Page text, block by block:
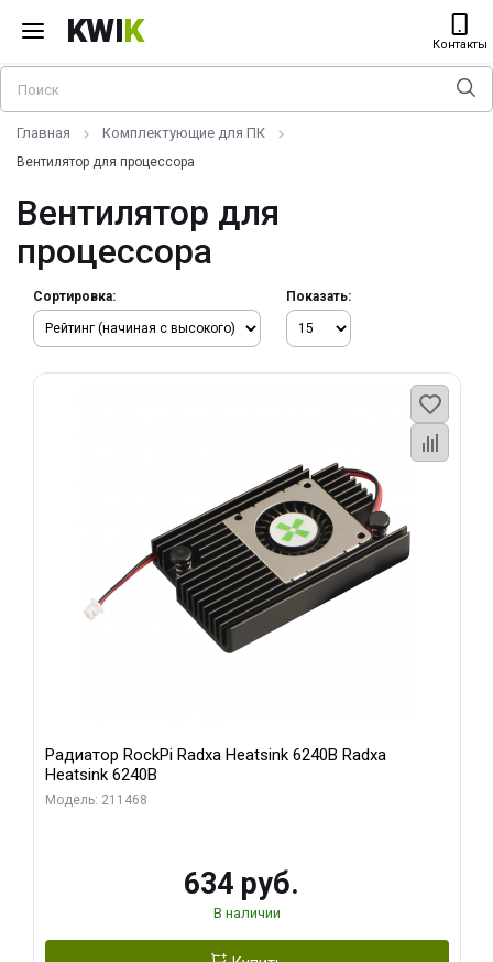
KWIK Контакты
Главная Комплектующие для ПК
Вентилятор для процессора
Вентилятор для
процессора
Сортировка: Показать:
Радиатор RockPi Radxa Heatsink 6240B Radxa
Heatsink 6240B
Модель: 211468
634 руб.
В наличии